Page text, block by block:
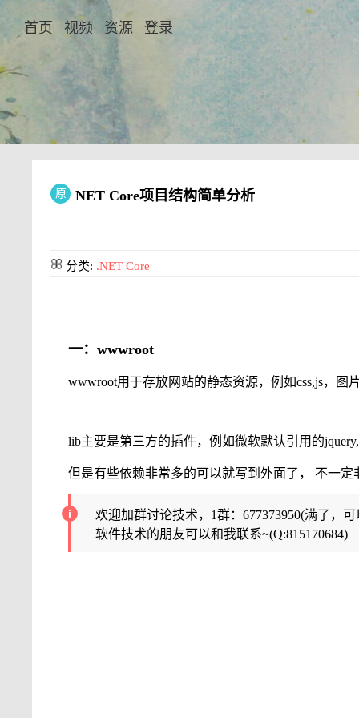
首页 视频 资源 登录
原 NET Core项目结构简单分析
分类: .NET Core
一：wwwroot
wwwroot用于存放网站的静态资源，例如css,js，图
lib主要是第三方的插件，例如微软默认引用的
但是有些依赖非常多的可以就写到外面了， 不一定
欢迎加群讨论技术，1群：677373950(满了，
软件技术的朋友可以和我联系~(Q:815170684)